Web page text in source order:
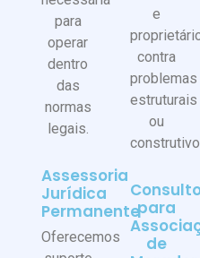
para
operar
dentro
das
normas
legais.
Assessoria
Jurídica
Permanente
Oferecemos
e
contra
problemas
estruturais
ou
para
de